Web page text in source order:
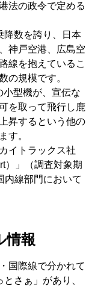
法の政令で定める
降数を誇り、日本
神戸空港、広島空
線を抱えているこ
の規模です。
小型機が、宣伝な
を取って飛行し鹿
昇するという他の
す。
イトラックス社
）」（調査対象期
内線部門において
情報
国際線で分かれて
さぁ」があり、